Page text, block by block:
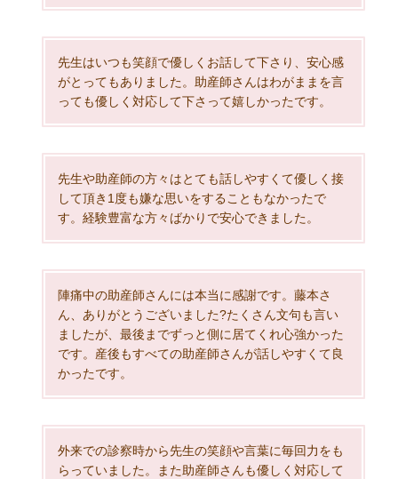
先生はいつも笑顔で優しくお話して下さり、安心感
がとってもありました。助産師さんはわがままを言
っても優しく対応して下さって嬉しかったです。
先生や助産師の方々はとても話しやすくて優しく接
して頂き1度も嫌な思いをすることもなかったで
す。経験豊富な方々ばかりで安心できました。
陣痛中の助産師さんには本当に感謝です。藤本さ
ん、ありがとうございました?たくさん文句も言い
ましたが、最後までずっと側に居てくれ心強かった
です。産後もすべての助産師さんが話しやすくて良
かったです。
外来での診察時から先生の笑顔や言葉に毎回力をも
らっていました。また助産師さんも優しく対応して